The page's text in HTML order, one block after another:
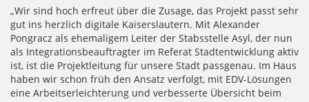
„Wir sind hoch erfreut über die Zusage, das Projekt passt sehr
gut ins herzlich digitale Kaiserslautern. Mit Alexander
Pongracz als ehemaligem Leiter der Stabsstelle Asyl, der nun
als Integrationsbeauftragter im Referat Stadtentwicklung aktiv
ist, ist die Projektleitung für unsere Stadt passgenau. Im Haus
haben wir schon früh den Ansatz verfolgt, mit EDV-Lösungen
eine Arbeitserleichterung und verbesserte Übersicht beim